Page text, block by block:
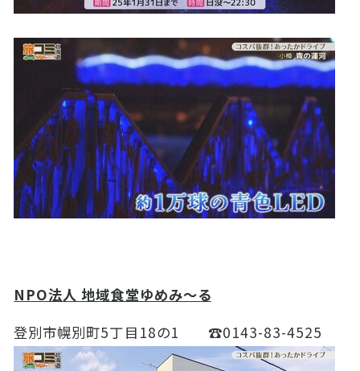
NPO法人 地域食堂ゆめみ～る
登別市幌別町5丁目 18の1 ☎0143-83-4525